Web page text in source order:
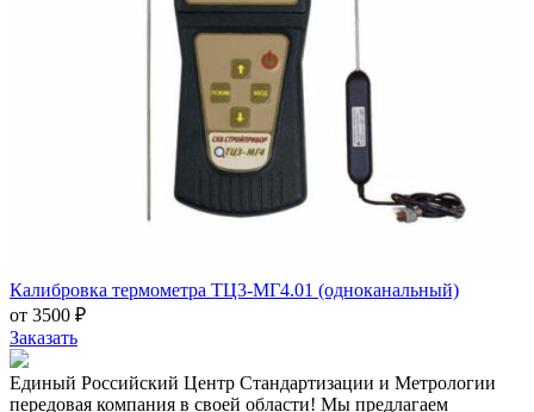
Калибровка термометра ТЦ3-МГ4.01 (одноканальный)
от 3500 ₽
Заказать
Единый Российский Центр Стандартизации и Метрологии
передовая компания в своей области! Мы предлагаем